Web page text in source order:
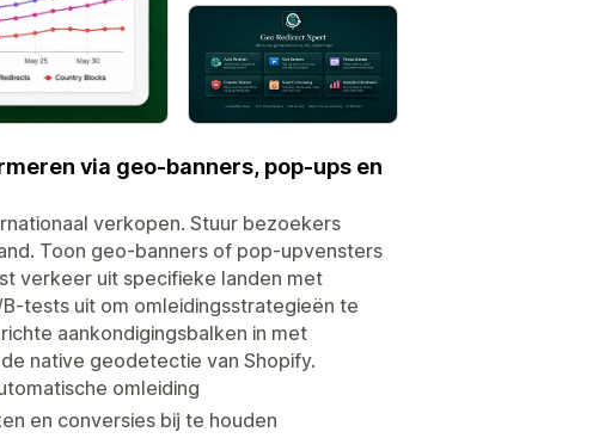
via geo-banners, pop-ups en
verkopen. Stuur bezoekers
Toon geo-banners of pop-upvensters
verkeer uit specifieke landen met
tests uit om omleidingsstrategieën te
aankondigingsbalken in met
native geodetectie van Shopify.
omleiding
en conversies bij te houden